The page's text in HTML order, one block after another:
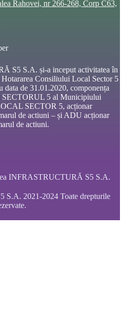
Rahovei, nr 266-268, Corp C63,
S5 S.A. și-a inceput activitatea în
Consiliului Local Sector 5
data de 31.01.2020, componența
SECTORUL 5 al Municipiului
SECTOR 5, acționar
de actiuni – și ADU acționar
de actiuni.
INFRASTRUCTURĂ S5 S.A.
2021-2024 Toate drepturile